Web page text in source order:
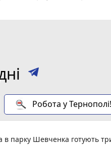
Робота у Тернополі!
парку Шевченка готують